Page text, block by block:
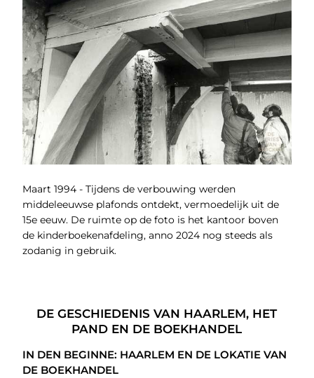
Maart 1994 - Tijdens de verbouwing werden
middeleeuwse plafonds ontdekt, vermoedelijk uit de
15e eeuw. De ruimte op de foto is het kantoor boven
de kinderboekenafdeling, anno 2024 nog steeds als
zodanig in gebruik.
DE GESCHIEDENIS VAN HAARLEM, HET
PAND EN DE BOEKHANDEL
IN DEN BEGINNE: HAARLEM EN DE LOKATIE VAN
DE BOEKHANDEL